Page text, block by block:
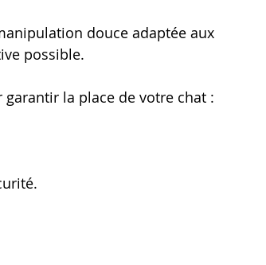
douce adaptée aux
possible.
la place de votre chat :